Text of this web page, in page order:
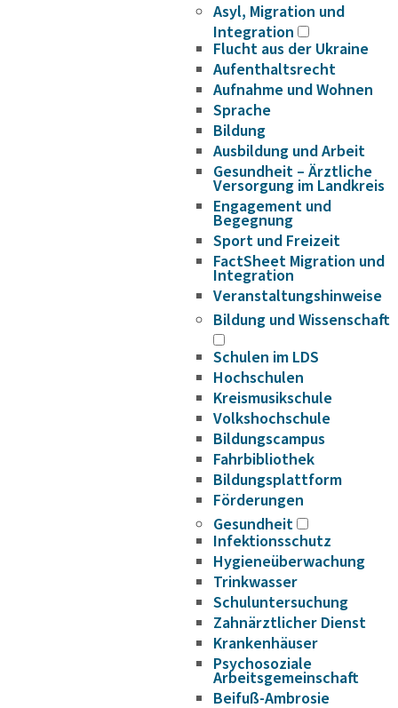
Asyl, Migration und
Integration
Flucht aus der Ukraine
Aufenthaltsrecht
Aufnahme und Wohnen
Sprache
Bildung
Ausbildung und Arbeit
Gesundheit – Ärztliche
Versorgung im Landkreis
Engagement und
Begegnung
Sport und Freizeit
FactSheet Migration und
Integration
Veranstaltungshinweise
Bildung und Wissenschaft
Schulen im LDS
Hochschulen
Kreismusikschule
Volkshochschule
Bildungscampus
Fahrbibliothek
Bildungsplattform
Förderungen
Gesundheit
Infektionsschutz
Hygieneüberwachung
Trinkwasser
Schuluntersuchung
Zahnärztlicher Dienst
Krankenhäuser
Psychosoziale
Arbeitsgemeinschaft
Beifuß-Ambrosie